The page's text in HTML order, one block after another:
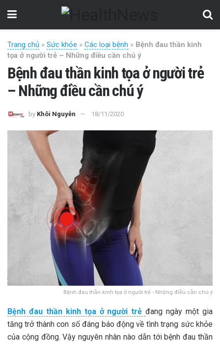
Trang chủ » Sức khỏe » Các loại bệnh » Bệnh đau thần kinh
tọa ở người trẻ – Những điều cần chú ý
Bệnh đau thần kinh tọa ở người trẻ
– Những điều cần chú ý
by Khôi Nguyễn 18/11/2020
Bệnh đau thần kinh tọa ở người trẻ - Những điều cần chú ý
Bệnh đau thần kinh tọa ở người trẻđang ngày một gia
tăng trở thành con số đáng báo động về tình trạng sức khỏe
của cộng đồng. Vậy nguyên nhân nào dẫn tới bệnh đau thần